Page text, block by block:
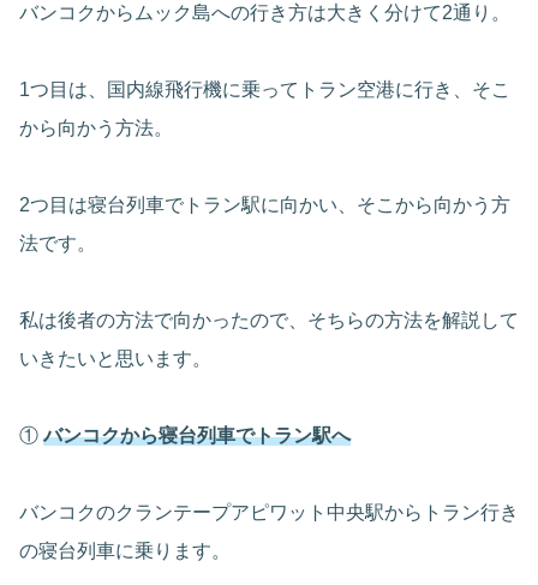
バンコクからムック島への行き方は大きく分けて2通り。
1つ目は、国内線飛行機に乗ってトラン空港に行き、そこ
から向かう方法。
2つ目は寝台列車でトラン駅に向かい、そこから向かう方
法です。
私は後者の方法で向かったので、そちらの方法を解説して
いきたいと思います。
①バンコクから寝台列車でトラン駅へ
バンコクのクランテープアピワット中央駅からトラン行き
の寝台列車に乗ります。